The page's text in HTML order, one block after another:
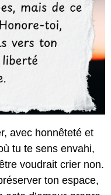
avec honnêteté et
tu te sens envahi,
voudrait crier non.
ton espace,